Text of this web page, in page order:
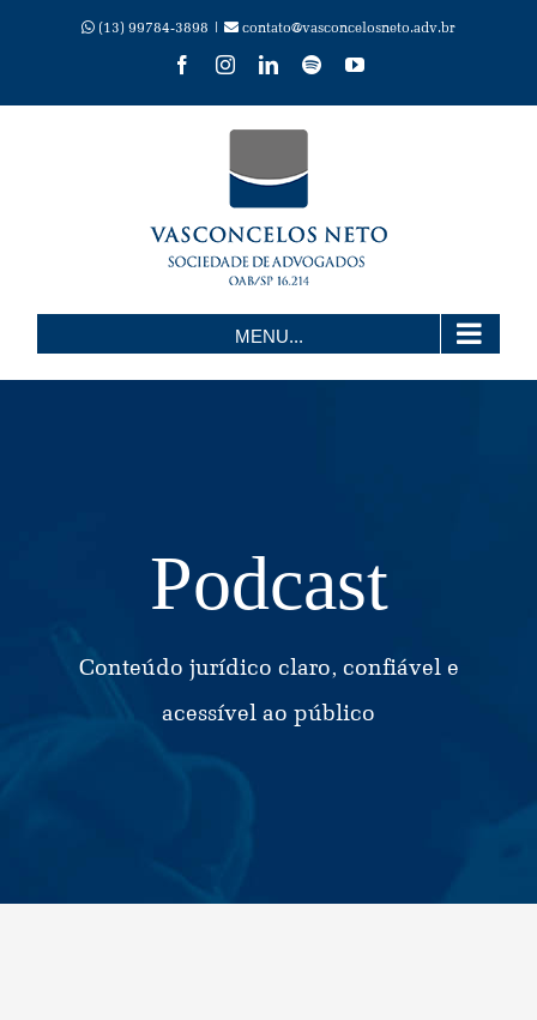
(13) 99784-3898 | contato@vasconcelosneto.adv.br
FacebookInstagramLinkedIn
SpotifyYouTube
MENU...
Podcast
Conteúdo jurídico claro, confiável e
acessível ao público